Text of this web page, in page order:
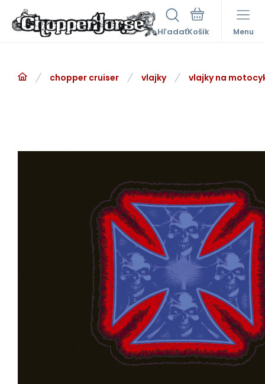
Hľadať Menu
chopper cruiser vlajky vlajky na